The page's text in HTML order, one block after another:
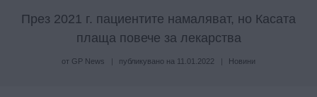
През 2021 г. пациентите намаляват, но Касата
плаща повече за лекарства
от GP News публикувано на 11.01.2022 Новини